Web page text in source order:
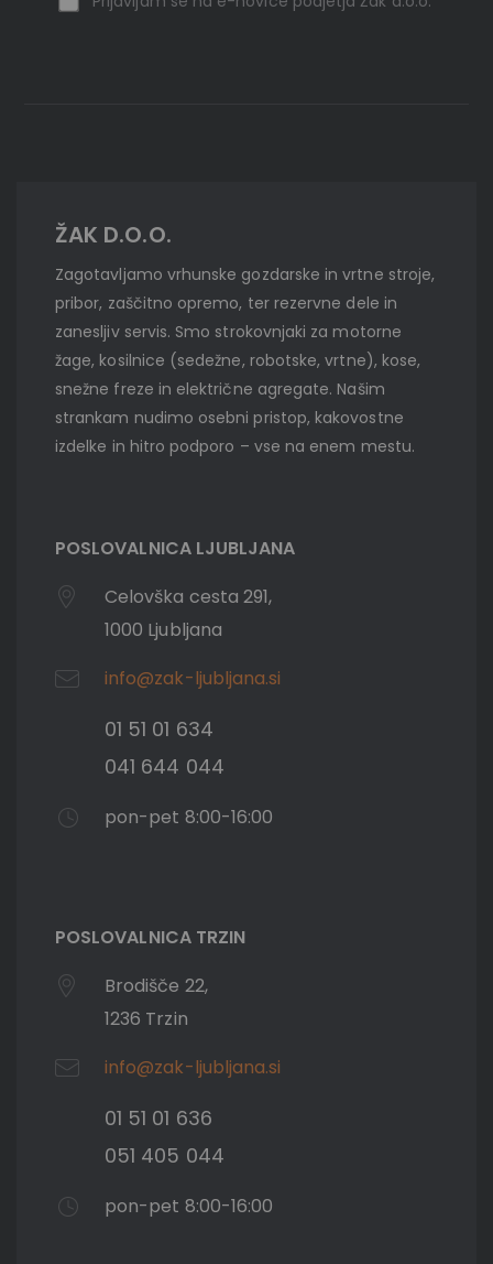
ŽAK D.O.O.
Zagotavljamo vrhunske gozdarske in vrtne stroje,
pribor, zaščitno opremo, ter rezervne dele in
zanesljiv servis. Smo strokovnjaki za motorne
žage, kosilnice (sedežne, robotske, vrtne), kose,
snežne freze in električne agregate. Našim
strankam nudimo osebni pristop, kakovostne
izdelke in hitro podporo – vse na enem mestu.
POSLOVALNICA LJUBLJANA
Celovška cesta 291,
1000 Ljubljana
info@zak-ljubljana.si
01 51 01 634
041 644 044
pon-pet 8:00-16:00
POSLOVALNICA TRZIN
Brodišče 22,
1236 Trzin
info@zak-ljubljana.si
01 51 01 636
051 405 044
pon-pet 8:00-16:00